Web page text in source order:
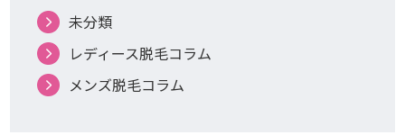
未分類
レディース脱毛コラム
メンズ脱毛コラム